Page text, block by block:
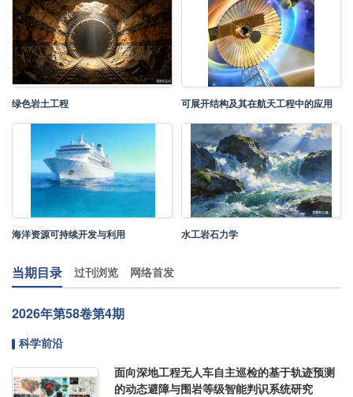
绿色岩土工程 可展开结构及其在航天工程中的应用
海洋资源可持续开发与利用 水工岩石力学
当期目录 过刊浏览 网络首发
2026年第58卷第4期
科学前沿
面向深地工程无人车自主巡检的基于轨迹预测
的动态避障与围岩等级智能判识系统研究